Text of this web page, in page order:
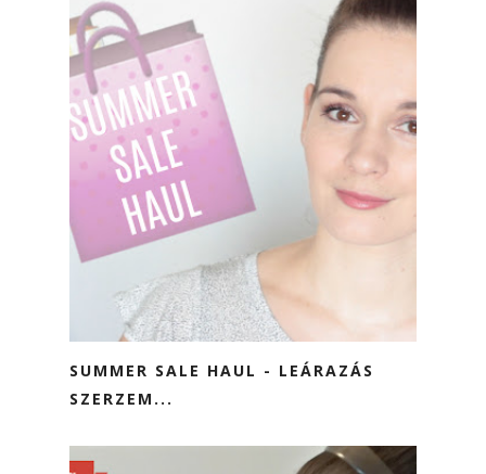
SUMMER SALE HAUL - LEÁRAZÁS
SZERZEM...